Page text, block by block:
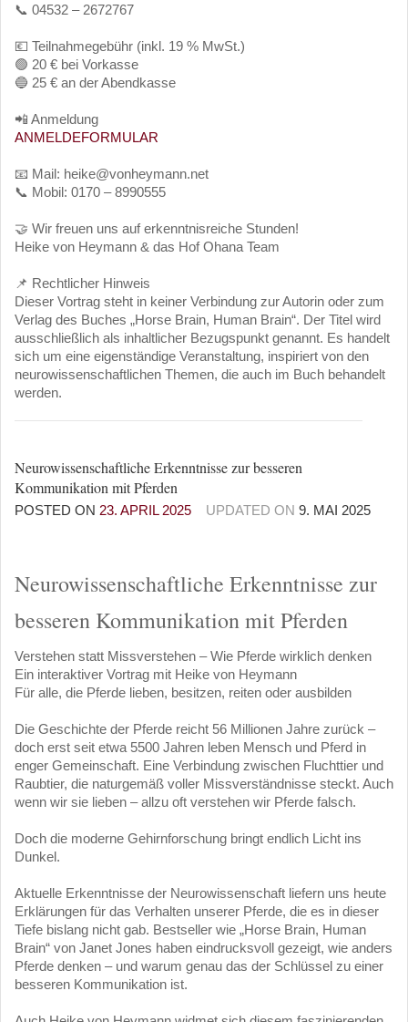
📞 04532 – 2672767
💶 Teilnahmegebühr (inkl. 19 % MwSt.)
🟢 20 € bei Vorkasse
🔵 25 € an der Abendkasse
📲 Anmeldung
ANMELDEFORMULAR
📧 Mail: heike@vonheymann.net
📞 Mobil: 0170 – 8990555
🤝 Wir freuen uns auf erkenntnisreiche Stunden!
Heike von Heymann & das Hof Ohana Team
📌 Rechtlicher Hinweis
Dieser Vortrag steht in keiner Verbindung zur Autorin oder zum
Verlag des Buches „Horse Brain, Human Brain“. Der Titel wird
ausschließlich als inhaltlicher Bezugspunkt genannt. Es handelt
sich um eine eigenständige Veranstaltung, inspiriert von den
neurowissenschaftlichen Themen, die auch im Buch behandelt
werden.
Neurowissenschaftliche Erkenntnisse zur besseren
Kommunikation mit Pferden
POSTED ON 23. APRIL 2025 UPDATED ON 9. MAI 2025
Neurowissenschaftliche Erkenntnisse zur
besseren Kommunikation mit Pferden
Verstehen statt Missverstehen – Wie Pferde wirklich denken
Ein interaktiver Vortrag mit Heike von Heymann
Für alle, die Pferde lieben, besitzen, reiten oder ausbilden
Die Geschichte der Pferde reicht 56 Millionen Jahre zurück –
doch erst seit etwa 5500 Jahren leben Mensch und Pferd in
enger Gemeinschaft. Eine Verbindung zwischen Fluchttier und
Raubtier, die naturgemäß voller Missverständnisse steckt. Auch
wenn wir sie lieben – allzu oft verstehen wir Pferde falsch.
Doch die moderne Gehirnforschung bringt endlich Licht ins
Dunkel.
Aktuelle Erkenntnisse der Neurowissenschaft liefern uns heute
Erklärungen für das Verhalten unserer Pferde, die es in dieser
Tiefe bislang nicht gab. Bestseller wie „Horse Brain, Human
Brain“ von Janet Jones haben eindrucksvoll gezeigt, wie anders
Pferde denken – und warum genau das der Schlüssel zu einer
besseren Kommunikation ist.